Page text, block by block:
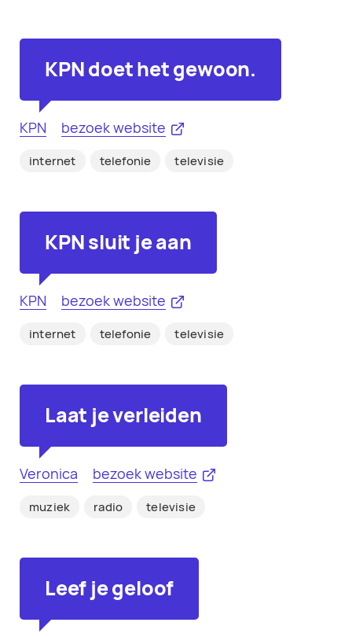
KPN doet het gewoon.
KPN bezoek website
internet telefonie televisie
KPN sluit je aan
KPN bezoek website
internet telefonie televisie
Laat je verleiden
Veronica bezoek website
muziek radio televisie
Leef je geloof